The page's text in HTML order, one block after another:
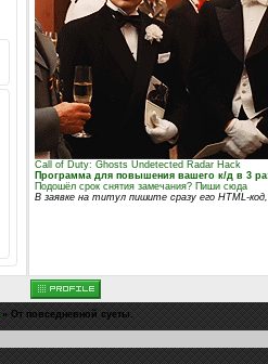
Call of Duty: Ghosts Undetected Radar Hack
Программа для повышения вашего к/д в 3
Подошёл срок снятия замечания? Пиши сюда
В заявке на титул пишите сразу его HTML-
» От повседневной суеты.